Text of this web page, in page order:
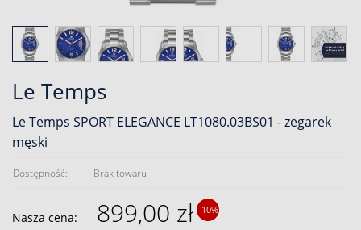
Le Temps
Le Temps SPORT ELEGANCE LT1080.03BS01 - zegarek
męski
Dostępność: Brak towaru
Nasza cena: 899,00 zł -10%